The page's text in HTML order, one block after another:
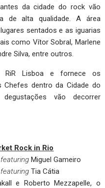
da cidade do rock vão
de alta qualidade. A área
sentados e as iguarias
como Vítor Sobral, Marlene
Silva, entre outros.
Lisboa e fornece os
Chefes dentro da Cidade do
vão decorrer
Rock in Rio
featuring Miguel Gameiro
featuring Tia Cátia
e Roberto Mezzapelle, o